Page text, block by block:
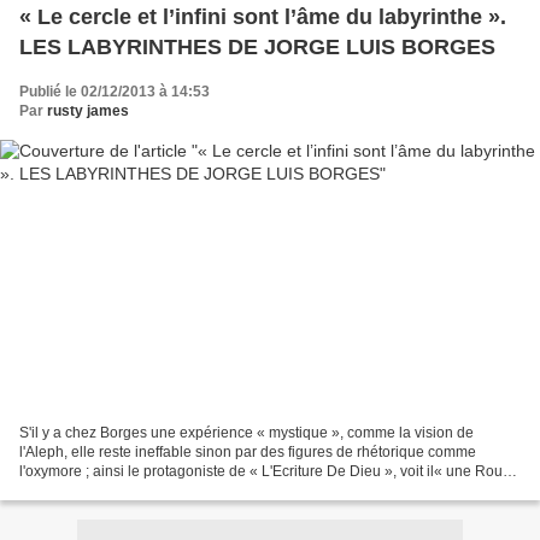
« Le cercle et l’infini sont l’âme du labyrinthe ».
LES LABYRINTHES DE JORGE LUIS BORGES
Publié le 02/12/2013 à 14:53
Par rusty james
S'il y a chez Borges une expérience « mystique », comme la vision de
l'Aleph, elle reste ineffable sinon par des figures de rhétorique comme
l'oxymore ; ainsi le protagoniste de « L'Ecriture De Dieu », voit il« une Roue